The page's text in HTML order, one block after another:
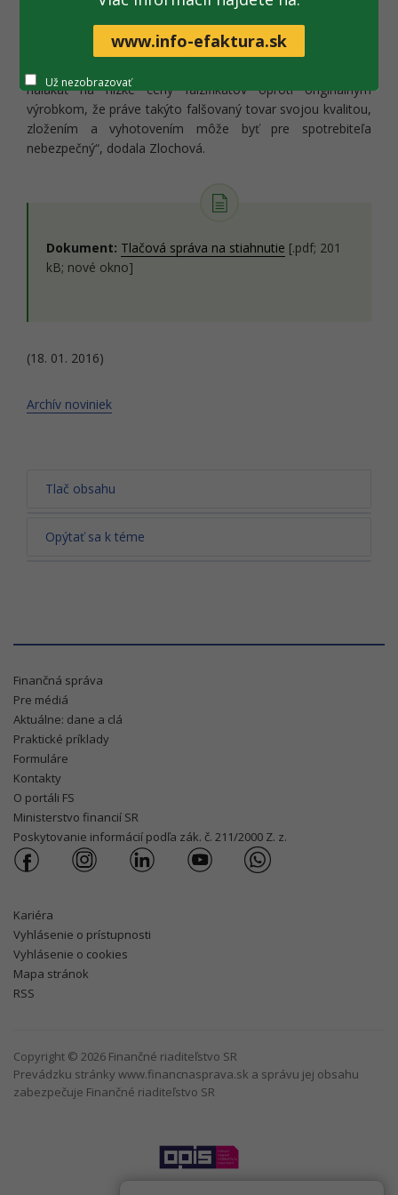
ochranných známok MICHAEL KORS, GUCCI, LOUIS
VUITTON, NICER DICER, DISNEY, LEGO, NIKE a iné.
„Upozorňujeme predovšetkým kupujúcich, ktorí sa dajú
nalákať na nízke ceny falzifikátov oproti originálnym
výrobkom, že práve takýto falšovaný tovar svojou kvalitou,
zložením a vyhotovením môže byť pre spotrebiteľa
nebezpečný“, dodala Zlochová.
Dokument: Tlačová správa na stiahnutie [.pdf; 201
kB; nové okno]
(18. 01. 2016)
Archív noviniek
Tlač obsahu
Opýtať sa k téme
Finančná správa
Pre médiá
Aktuálne: dane a clá
Praktické príklady
Formuláre
Kontakty
O portáli FS
Ministerstvo financií SR
Poskytovanie informácií podľa zák. č. 211/2000 Z. z.
Kariéra
Vyhlásenie o prístupnosti
Vyhlásenie o cookies
Mapa stránok
RSS
Copyright © 2026 Finančné riaditeľstvo SR
Prevádzku stránky www.financnasprava.sk a správu jej obsahu
zabezpečuje Finančné riaditeľstvo SR
www.info-efaktura.sk
Už nezobrazovať